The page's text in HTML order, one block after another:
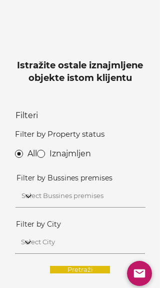
Istražite ostale iznajmljene
objekte istom klijentu
Filteri
Filter by Property status
All Iznajmljen
Filter by Bussines premises
Filter by City
Pretraži